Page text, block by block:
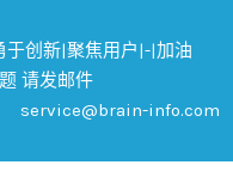
创新|聚焦用户|-|加油
请发邮件
service@brain-info.com